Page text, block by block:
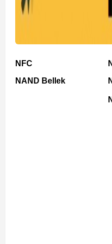
NFC
NAND Bellek